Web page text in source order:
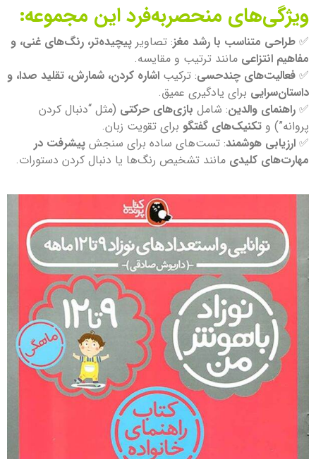
ویژگی‌های منحصربه‌فرد این مجموعه:
✅ طراحی متناسب با رشد مغز: تصاویر پیچیده‌تر، رنگ‌های غنی، و
مفاهیم انتزاعی مانند ترتیب و مقایسه.
✅ فعالیت‌های چندحسی: ترکیب اشاره کردن، شمارش، تقلید صدا، و
داستان‌سرایی برای یادگیری عمیق.
✅ راهنمای والدین: شامل بازی‌های حرکتی (مثل “دنبال کردن
پروانه”) و تکنیک‌های گفتگو برای تقویت زبان.
✅ ارزیابی هوشمند: تست‌های ساده برای سنجش پیشرفت در
مهارت‌های کلیدی مانند تشخیص رنگ‌ها یا دنبال کردن دستورات.